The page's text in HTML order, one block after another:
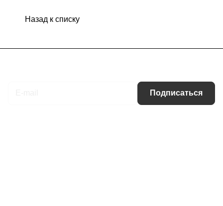
Назад к списку
Подписаться